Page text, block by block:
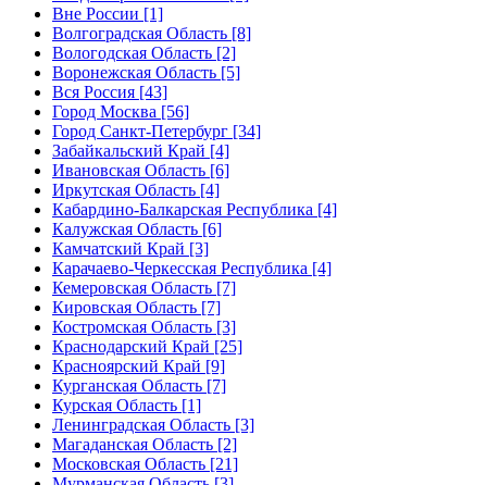
Вне России [1]
Волгоградская Область [8]
Вологодская Область [2]
Воронежская Область [5]
Вся Россия [43]
Город Москва [56]
Город Санкт-Петербург [34]
Забайкальский Край [4]
Ивановская Область [6]
Иркутская Область [4]
Кабардино-Балкарская Республика [4]
Калужская Область [6]
Камчатский Край [3]
Карачаево-Черкесская Республика [4]
Кемеровская Область [7]
Кировская Область [7]
Костромская Область [3]
Краснодарский Край [25]
Красноярский Край [9]
Курганская Область [7]
Курская Область [1]
Ленинградская Область [3]
Магаданская Область [2]
Московская Область [21]